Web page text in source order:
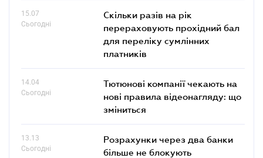
15.07
Сьогодні
Скільки разів на рік
перераховують прохідний бал
для переліку сумлінних
платників
14.04
Сьогодні
Тютюнові компанії чекають на
нові правила відеонагляду: що
зміниться
13.13
Сьогодні
Розрахунки через два банки
більше не блокують